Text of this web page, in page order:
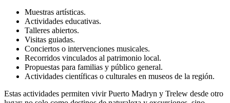
Muestras artísticas.
Actividades educativas.
Talleres abiertos.
Visitas guiadas.
Conciertos o intervenciones musicales.
Recorridos vinculados al patrimonio local.
Propuestas para familias y público general.
Actividades científicas o culturales en museos de la región.
Estas actividades permiten vivir Puerto Madryn y Trelew desde otro